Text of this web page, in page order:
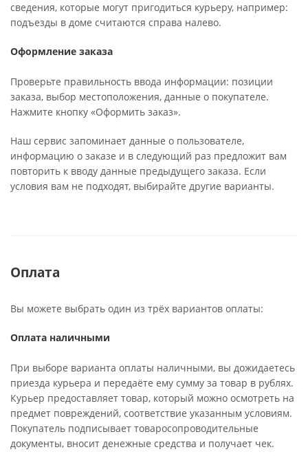
сведения, которые могут пригодиться курьеру, например:
подъезды в доме считаются справа налево.
Оформление заказа
Проверьте правильность ввода информации: позиции
заказа, выбор местоположения, данные о покупателе.
Нажмите кнопку «Оформить заказ».
Наш сервис запоминает данные о пользователе,
информацию о заказе и в следующий раз предложит вам
повторить к вводу данные предыдущего заказа. Если
условия вам не подходят, выбирайте другие варианты.
Оплата
Вы можете выбрать один из трёх вариантов оплаты:
Оплата наличными
При выборе варианта оплаты наличными, вы дожидаетесь
приезда курьера и передаёте ему сумму за товар в рублях.
Курьер предоставляет товар, который можно осмотреть на
предмет повреждений, соответствие указанным условиям.
Покупатель подписывает товаросопроводительные
документы, вносит денежные средства и получает чек.